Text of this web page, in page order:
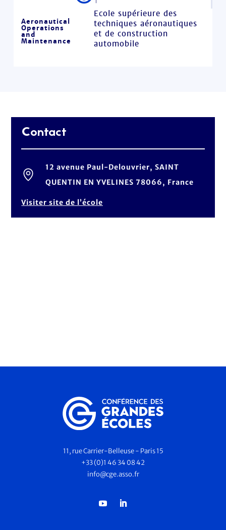
Aeronautical
Operations
and
Maintenance
Ecole supérieure des
techniques aéronautiques
et de construction
automobile
Contact
12 avenue Paul-Delouvrier, SAINT
QUENTIN EN YVELINES 78066, France
Visiter site de l’école
11, rue Carrier-Belleuse - Paris 15
+33 (0)1 46 34 08 42
info@cge.asso.fr